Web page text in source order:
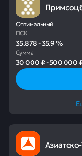
Оптимальный
ПСК
35.878-35.9%
Сумма
30 000 ₽-500 000